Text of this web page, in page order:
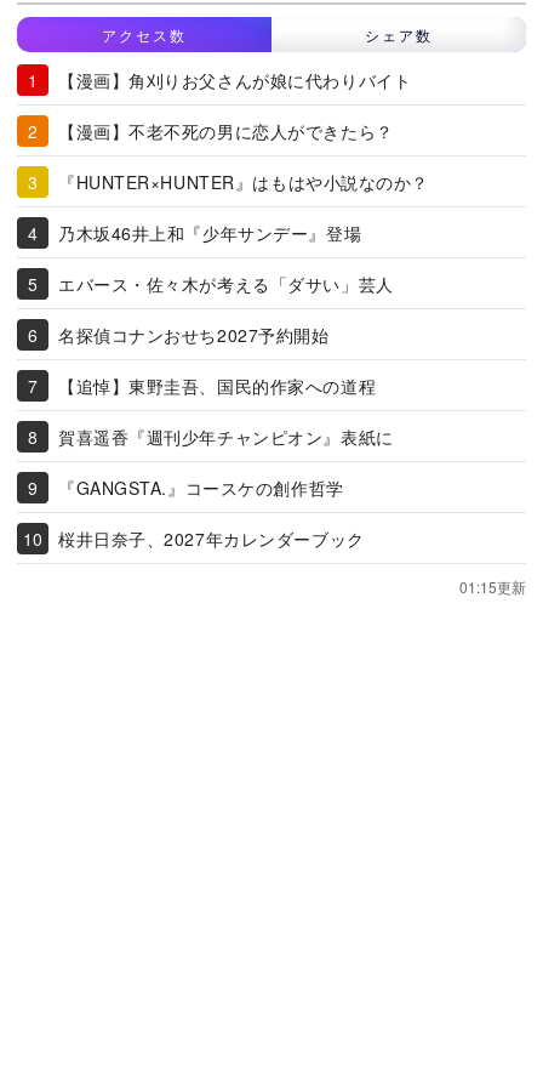
アクセス数 シェア数
【漫画】角刈りお父さんが娘に代わりバイト
【漫画】不老不死の男に恋人ができたら？
『HUNTER×HUNTER』はもはや小説なのか？
乃木坂46井上和『少年サンデー』登場
エバース・佐々木が考える「ダサい」芸人
名探偵コナンおせち2027予約開始
【追悼】東野圭吾、国民的作家への道程
賀喜遥香『週刊少年チャンピオン』表紙に
『GANGSTA.』コースケの創作哲学
桜井日奈子、2027年カレンダーブック
01:15更新